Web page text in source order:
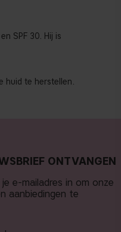
SPF 30. Hij is
huid te herstellen.
ONTVANGEN
e-mailadres in om onze
aanbiedingen te